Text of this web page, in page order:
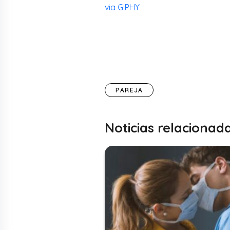
via GIPHY
PAREJA
Noticias